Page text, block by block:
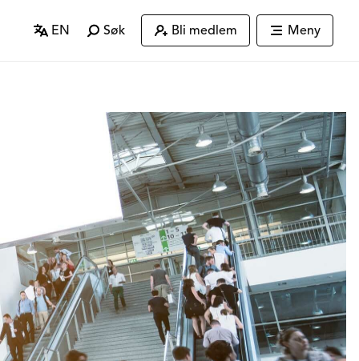
EN Søk Bli medlem Meny